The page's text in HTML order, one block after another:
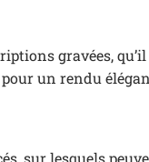
gravées, qu’il
un rendu
sur lesquels